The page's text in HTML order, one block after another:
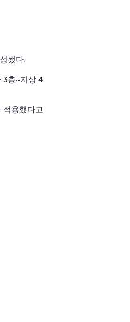
됐다.
3층~지상 4
적용했다고